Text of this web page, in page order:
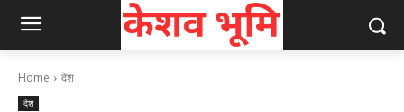
Home देश
देश